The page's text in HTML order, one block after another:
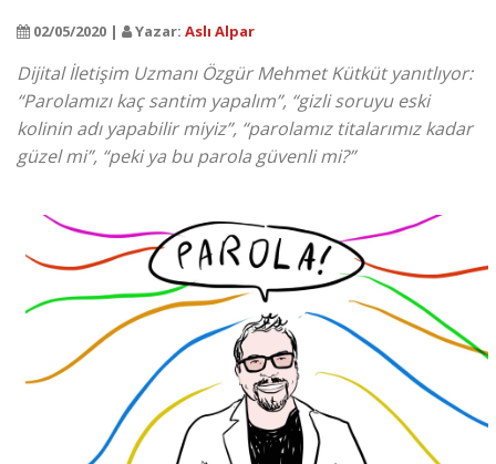
02/05/2020 | Yazar: Aslı Alpar
Dijital İletişim Uzmanı Özgür Mehmet Kütküt yanıtlıyor:
“Parolamızı kaç santim yapalım”, “gizli soruyu eski
kolinin adı yapabilir miyiz”, “parolamız titalarımız kadar
güzel mi”, “peki ya bu parola güvenli mi?”